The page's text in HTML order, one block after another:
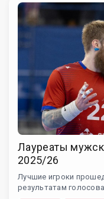
Лауреаты
2025/26
Лучшие игроки
результатам